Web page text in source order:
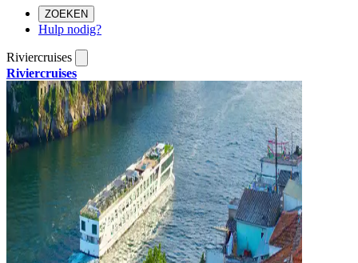
ZOEKEN
Hulp nodig?
Riviercruises
Riviercruises